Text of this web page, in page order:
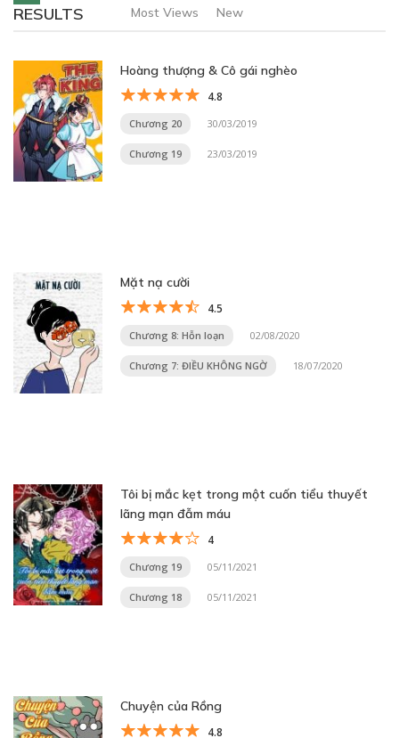
RESULTS
Most Views New
Hoàng thượng & Cô gái nghèo
4.8
Chương 20 30/03/2019
Chương 19 23/03/2019
Mặt nạ cười
4.5
Chương 8: Hỗn loạn 02/08/2020
Chương 7: ĐIỀU KHÔNG NGỜ 18/07/2020
Tôi bị mắc kẹt trong một cuốn tiểu thuyết
lãng mạn đẫm máu
4
Chương 19 05/11/2021
Chương 18 05/11/2021
Chuyện của Rồng
4.8